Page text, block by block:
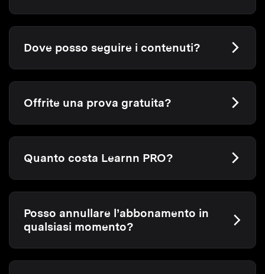
Dove posso seguire i contenuti?
Offrite una prova gratuita?
Quanto costa Learnn PRO?
Posso annullare l’abbonamento in
qualsiasi momento?